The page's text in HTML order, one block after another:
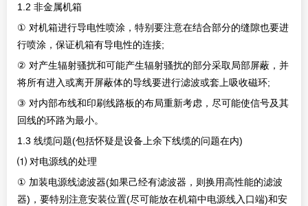
1.2 非金属机箱
① 对机箱进行导电性喷涂，特别要注意在结合部分的缝隙也要进
行喷涂，保证机箱有导电性的连接;
② 对产生辐射骚扰和可能产生辐射骚扰的部分采取局部屏蔽，并
将所有进入或离开屏蔽体的导线要进行滤波或套上吸收磁环;
③ 对内部布线和印刷线路板的布局重新考虑，尽可能使信号及其
回线的环路为最小。
1.3 线缆问题(包括怀疑是设备上余下线缆的问题在内)
⑴ 对电源线的处理
① 加装电源线滤波器(如果己经有滤波器，则换用高性能的滤波
器) ，要特别注意安装位置(尽可能放在机箱中电源线入口端)和安